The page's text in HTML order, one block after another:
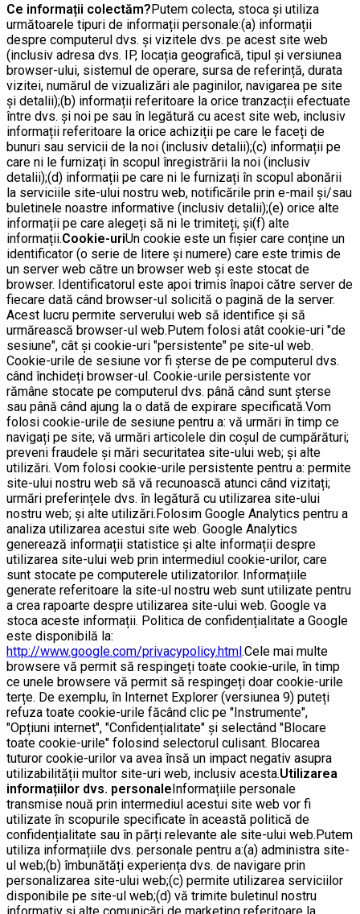
Ce informații colectăm?Putem colecta, stoca și utiliza
următoarele tipuri de informații personale:(a) informații
despre computerul dvs. și vizitele dvs. pe acest site web
(inclusiv adresa dvs. IP, locația geografică, tipul și versiunea
browser-ului, sistemul de operare, sursa de referință, durata
vizitei, numărul de vizualizări ale paginilor, navigarea pe site
și detalii);(b) informații referitoare la orice tranzacții efectuate
între dvs. și noi pe sau în legătură cu acest site web, inclusiv
informații referitoare la orice achiziții pe care le faceți de
bunuri sau servicii de la noi (inclusiv detalii);(c) informații pe
care ni le furnizați în scopul înregistrării la noi (inclusiv
detalii);(d) informații pe care ni le furnizați în scopul abonării
la serviciile site-ului nostru web, notificările prin e-mail și/sau
buletinele noastre informative (inclusiv detalii);(e) orice alte
informații pe care alegeți să ni le trimiteți; și(f) alte
informații.Cookie-uriUn cookie este un fișier care conține un
identificator (o serie de litere și numere) care este trimis de
un server web către un browser web și este stocat de
browser. Identificatorul este apoi trimis înapoi către server de
fiecare dată când browser-ul solicită o pagină de la server.
Acest lucru permite serverului web să identifice și să
urmărească browser-ul web.Putem folosi atât cookie-uri "de
sesiune", cât și cookie-uri "persistente" pe site-ul web.
Cookie-urile de sesiune vor fi șterse de pe computerul dvs.
când închideți browser-ul. Cookie-urile persistente vor
rămâne stocate pe computerul dvs. până când sunt șterse
sau până când ajung la o dată de expirare specificată.Vom
folosi cookie-urile de sesiune pentru a: vă urmări în timp ce
navigați pe site; vă urmări articolele din coșul de cumpărături;
preveni fraudele și mări securitatea site-ului web; și alte
utilizări. Vom folosi cookie-urile persistente pentru a: permite
site-ului nostru web să vă recunoască atunci când vizitați;
urmări preferințele dvs. în legătură cu utilizarea site-ului
nostru web; și alte utilizări.Folosim Google Analytics pentru a
analiza utilizarea acestui site web. Google Analytics
generează informații statistice și alte informații despre
utilizarea site-ului web prin intermediul cookie-urilor, care
sunt stocate pe computerele utilizatorilor. Informațiile
generate referitoare la site-ul nostru web sunt utilizate pentru
a crea rapoarte despre utilizarea site-ului web. Google va
stoca aceste informații. Politica de confidențialitate a Google
este disponibilă la:
http://www.google.com/privacypolicy.html.Cele mai multe
browsere vă permit să respingeți toate cookie-urile, în timp
ce unele browsere vă permit să respingeți doar cookie-urile
terțe. De exemplu, în Internet Explorer (versiunea 9) puteți
refuza toate cookie-urile făcând clic pe "Instrumente",
"Opțiuni internet", "Confidențialitate" și selectând "Blocare
toate cookie-urile" folosind selectorul culisant. Blocarea
tuturor cookie-urilor va avea însă un impact negativ asupra
utilizabilității multor site-uri web, inclusiv acesta.Utilizarea
informațiilor dvs. personaleInformațiile personale
transmise nouă prin intermediul acestui site web vor fi
utilizate în scopurile specificate în această politică de
confidențialitate sau în părți relevante ale site-ului web.Putem
utiliza informațiile dvs. personale pentru a:(a) administra site-
ul web;(b) îmbunătăți experiența dvs. de navigare prin
personalizarea site-ului web;(c) permite utilizarea serviciilor
disponibile pe site-ul web;(d) vă trimite buletinul nostru